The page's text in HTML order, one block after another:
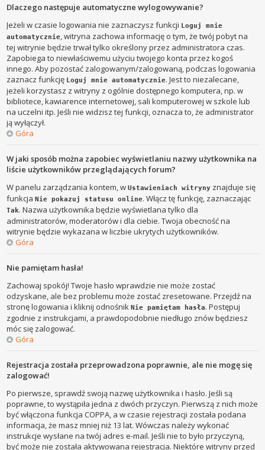
Dlaczego następuje automatyczne wylogowywanie?
Jeżeli w czasie logowania nie zaznaczysz funkcji Loguj mnie
automatycznie, witryna zachowa informację o tym, że twój pobyt na
tej witrynie będzie trwał tylko określony przez administratora czas.
Zapobiega to niewłaściwemu użyciu twojego konta przez kogoś
innego. Aby pozostać zalogowanym/zalogowaną, podczas logowania
zaznacz funkcję Loguj mnie automatycznie. Jest to niezalecane,
jeżeli korzystasz z witryny z ogólnie dostępnego komputera, np. w
bibliotece, kawiarence internetowej, sali komputerowej w szkole lub
na uczelni itp. Jeśli nie widzisz tej funkcji, oznacza to, że administrator
ją wyłączył.
Góra
W jaki sposób można zapobiec wyświetlaniu nazwy użytkownika na
liście użytkowników przeglądających forum?
W panelu zarządzania kontem, wUstawieniach witryny znajduje się
funkcjaNie pokazuj statusu online. Włącz tę funkcję, zaznaczając
Tak. Nazwa użytkownika będzie wyświetlana tylko dla
administratorów, moderatorów i dla ciebie. Twoja obecność na
witrynie będzie wykazana w liczbie ukrytych użytkowników.
Góra
Nie pamiętam hasła!
Zachowaj spokój! Twoje hasło wprawdzie nie może zostać
odzyskane, ale bez problemu może zostać zresetowane. Przejdź na
stronę logowania i kliknij odnośnikNie pamiętam hasła. Postępuj
zgodnie z instrukcjami, a prawdopodobnie niedługo znów będziesz
móc się zalogować.
Góra
Rejestracja została przeprowadzona poprawnie, ale nie mogę się
zalogować!
Po pierwsze, sprawdź swoją nazwę użytkownika i hasło. Jeśli są
poprawne, to wystąpiła jedna z dwóch przyczyn. Pierwszą z nich może
być włączona funkcja COPPA, a w czasie rejestracji została podana
informacja, że masz mniej niż 13 lat. Wówczas należy wykonać
instrukcje wysłane na twój adres e-mail. Jeśli nie to było przyczyną,
być może nie została aktywowana rejestracja. Niektóre witryny przed